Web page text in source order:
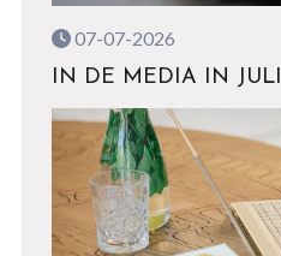
07-07-2026
IN DE MEDIA IN JULI